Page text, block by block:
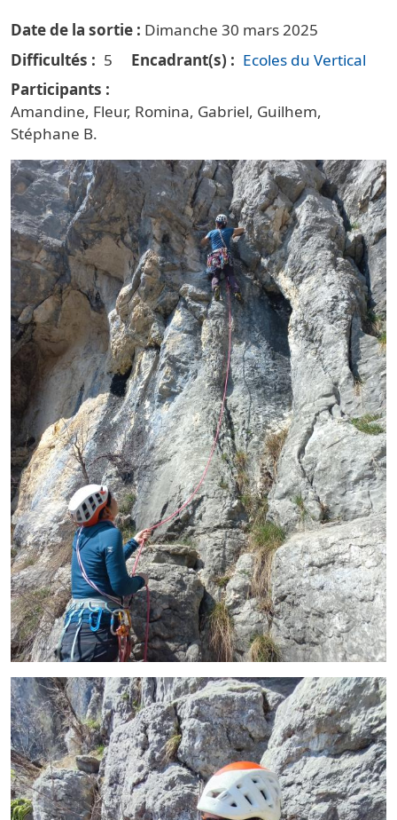
Date de la sortie
Dimanche 30 mars 2025
Difficultés
5 Encadrant(s)
Ecoles du Vertical
Participants
Amandine, Fleur, Romina, Gabriel, Guilhem,
Stéphane B.